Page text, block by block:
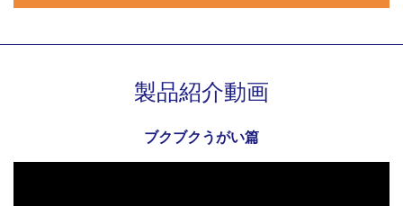
製品紹介動画
ブクブクうがい篇